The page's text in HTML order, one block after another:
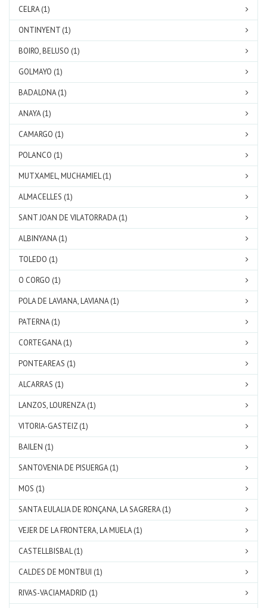
CELRA (1)
ONTINYENT (1)
BOIRO, BELUSO (1)
GOLMAYO (1)
BADALONA (1)
ANAYA (1)
CAMARGO (1)
POLANCO (1)
MUTXAMEL, MUCHAMIEL (1)
ALMACELLES (1)
SANT JOAN DE VILATORRADA (1)
ALBINYANA (1)
TOLEDO (1)
O CORGO (1)
POLA DE LAVIANA, LAVIANA (1)
PATERNA (1)
CORTEGANA (1)
PONTEAREAS (1)
ALCARRAS (1)
LANZOS, LOURENZA (1)
VITORIA-GASTEIZ (1)
BAILEN (1)
SANTOVENIA DE PISUERGA (1)
MOS (1)
SANTA EULALIA DE RONÇANA, LA SAGRERA (1)
VEJER DE LA FRONTERA, LA MUELA (1)
CASTELLBISBAL (1)
CALDES DE MONTBUI (1)
RIVAS-VACIAMADRID (1)